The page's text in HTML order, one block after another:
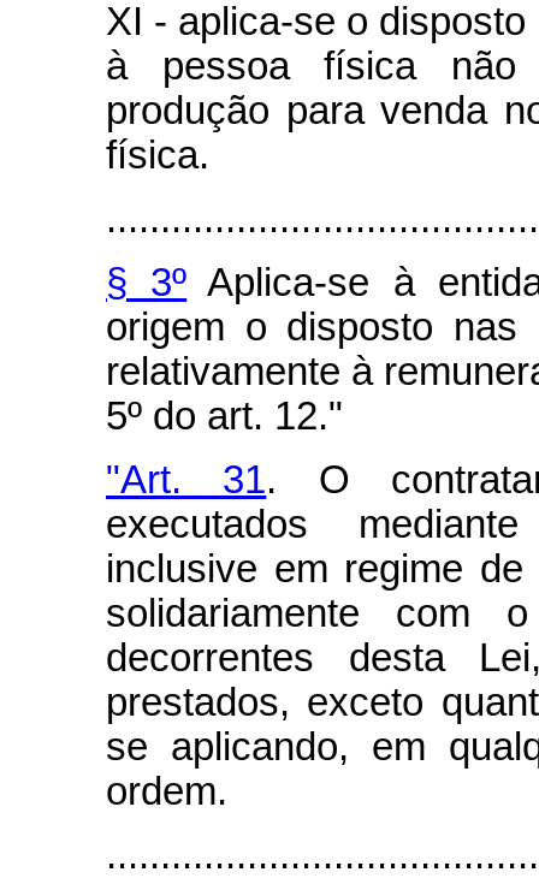
XI - aplica-se o
à pessoa física não
produção para venda
física.
§ 3º Aplica-se à
origem o disposto
relativamente à
5º do art. 12."
"Art. 31. O
executados
inclusive em regime de
solidariamente com
decorrentes desta
prestados, exceto
se aplicando, em
ordem.